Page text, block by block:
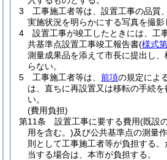
3
工事施工者等は、設置工事の品質
実施状況を明らかにする写真を撮影
4
設置工事が竣工したときには、工
共基準点設置工事竣工報告書(様式
測量成果品を添えて市長に提出し
らない。
5
工事施工者等は、 前項の規定によ
は、直ちに再設置又は移転の手続
い。
(費用負担)
第11条
設置工事に要する費用(既設
用を含む。)及び公共基準点の測量
則として工事施工者等が負担する。
当する場合は、本市が負担する。